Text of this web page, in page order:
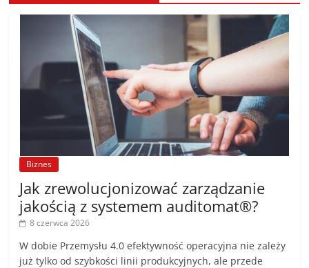
Biznes
Jak zrewolucjonizować zarządzanie
jakością z systemem auditomat®?
8 czerwca 2026
W dobie Przemysłu 4.0 efektywność operacyjna nie zależy
już tylko od szybkości linii produkcyjnych, ale przede